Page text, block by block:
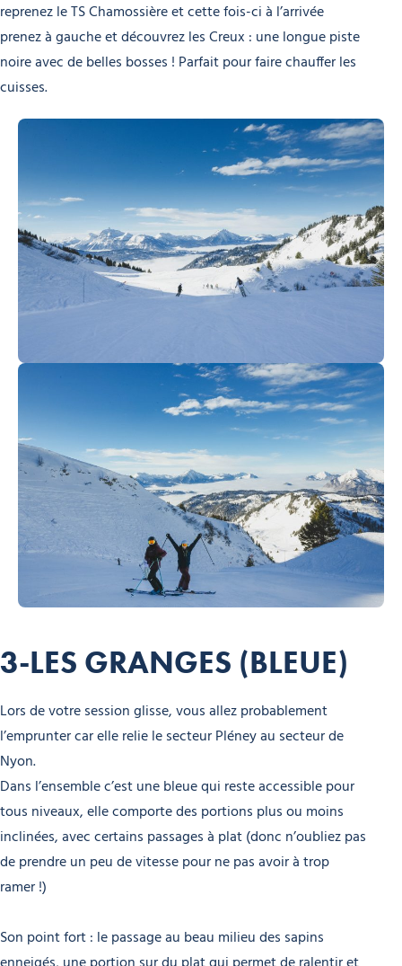
reprenez le TS Chamossière et cette fois-ci à l’arrivée
prenez à gauche et découvrez les Creux : une longue piste
noire avec de belles bosses ! Parfait pour faire chauffer les
cuisses.
3-LES GRANGES (BLEUE)
Lors de votre session glisse, vous allez probablement
l’emprunter car elle relie le secteur Pléney au secteur de
Nyon.
Dans l’ensemble c’est une bleue qui reste accessible pour
tous niveaux, elle comporte des portions plus ou moins
inclinées, avec certains passages à plat (donc n’oubliez pas
de prendre un peu de vitesse pour ne pas avoir à trop
ramer !)
Son point fort : le passage au beau milieu des sapins